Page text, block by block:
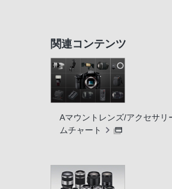
関連コンテンツ
Aマウントレンズ/アクセサリ
ムチャート